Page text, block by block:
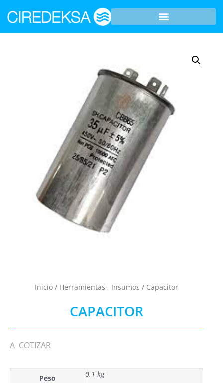
Inicio / Herramientas - Insumos / Capacitor
CAPACITOR
A COTIZAR
Peso 0.1 kg